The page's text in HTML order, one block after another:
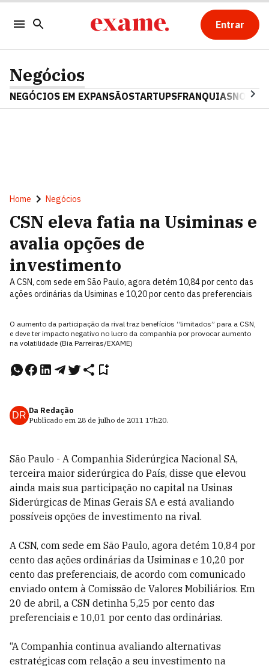
Entrar
Negócios
NEGÓCIOS EM EXPANSÃOSTARTUPSFRANQUIAS
Home Negócios
CSN eleva fatia na Usiminas e
avalia opções de
investimento
A CSN, com sede em São Paulo, agora detém 10,84 por cento das
ações ordinárias da Usiminas e 10,20 por cento das preferenciais
O aumento da participação da rival traz benefícios “limitados” para a CSN,
e deve ter impacto negativo no lucro da companhia por provocar aumento
na volatilidade (Bia Parreiras/EXAME)
DR Da Redação
Publicado em 28 de julho de 2011 17h20.
São Paulo - A Companhia Siderúrgica Nacional SA,
terceira maior siderúrgica do País, disse que elevou
ainda mais sua participação no capital na Usinas
Siderúrgicas de Minas Gerais SA e está avaliando
possíveis opções de investimento na rival.
A CSN, com sede em São Paulo, agora detém 10,84 por
cento das ações ordinárias da Usiminas e 10,20 por
cento das preferenciais, de acordo com comunicado
enviado ontem à Comissão de Valores Mobiliários. Em
20 de abril, a CSN detinha 5,25 por cento das
preferenciais e 10,01 por cento das ordinárias.
“A Companhia continua avaliando alternativas
estratégicas com relação a seu investimento na